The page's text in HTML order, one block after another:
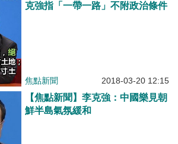
克強指「一帶一路」不附政治條件
焦點新聞 2018-03-20 12:15
【焦點新聞】李克強：中國樂見朝
鮮半島氣氛緩和